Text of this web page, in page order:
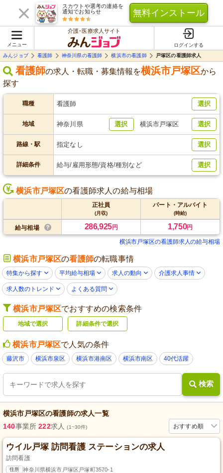
スカウトや選考の連絡を
通知でお知らせ
無料インストール
メニュー
介護･医療求人サイト
ログインする
みんジョブ
看護師 神奈川県の看護師 横浜市の看護師 戸塚区の看護師求人
看護師の求人・転職・募集情報を横浜市戸塚区から
探す
職種 看護師 選択
地域 神奈川県 選択 横浜市戸塚区 選択
路線・駅 指定なし 選択
詳細条件 給与/雇用形態/資格/種別など 選択
横浜市戸塚区の看護師求人の給与相場
正社員
(月収)
パート・アルバイト
(時給)
給与相場 286,925円 1,750円
横浜市戸塚区の看護師求人の給与相場
横浜市戸塚区の看護師の転職事情
特集から探す 平均給与相場 求人の動向 介護求人事情
求人数のトレンド よくある質問
横浜市戸塚区でおすすめの検索条件
地域で選択 詳細条件で選択
横浜市戸塚区で人気の条件
藤沢市 横浜市泉区 横浜市港南区 横浜市南区 40代活躍
検索
横浜市戸塚区の看護師の求人一覧
おすすめ順
140事業所 222求人(1~30件)
ウイル戸塚 訪問看護 ステーションの求人
訪問看護
住所 神奈川県横浜市戸塚区戸塚町3570-1